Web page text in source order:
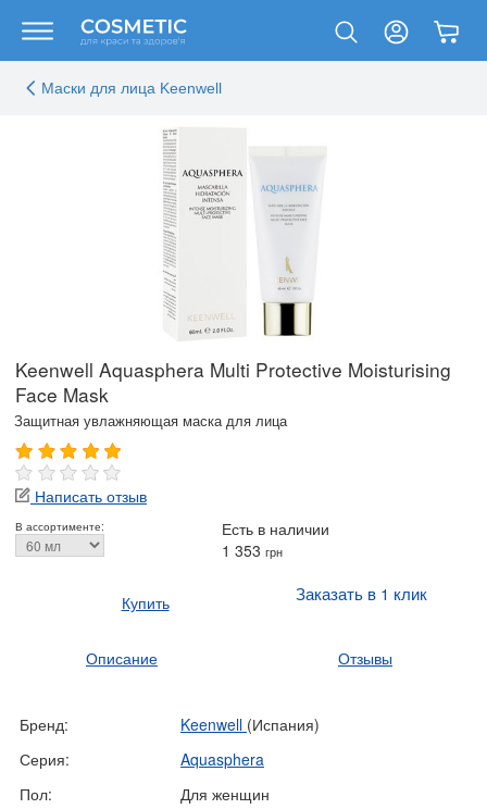
Маски для лица Keenwell
Keenwell Aquasphera Multi Protective Moisturising
Face Mask
Защитная увлажняющая маска для лица
Написать отзыв
В ассортименте:
Есть в наличии
1 353 грн
Купить Заказать в 1 клик
Описание Отзывы
Бренд: Keenwell (Испания)
Серия:
Aquasphera
Пол:
Для женщин